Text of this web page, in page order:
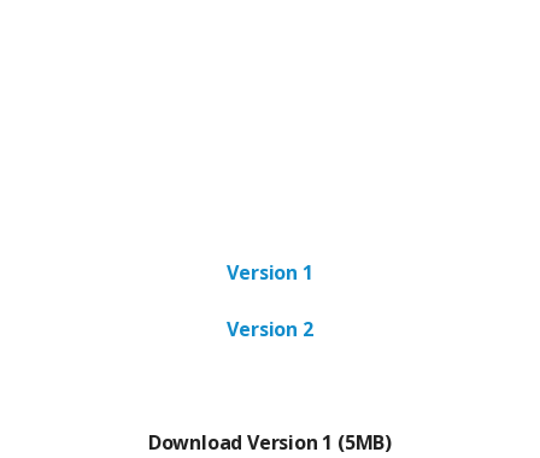
Version 1
Version 2
Download Version 1 (5MB)